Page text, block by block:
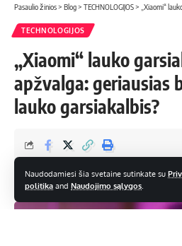
Naudodamiesi šia svetaine sutinkate su
politika and Naudojimo sąlygos
Pasaulio žinios> Blog> TECHNOLOGIJOS> „Xiaomi“ lauko
TECHNOLOGIJOS
„Xiaomi“ lauko
apžvalga: geriausias
lauko garsiakalbis?
Paskutinį kartą atnaujinta: 20 gruodžio,
admin